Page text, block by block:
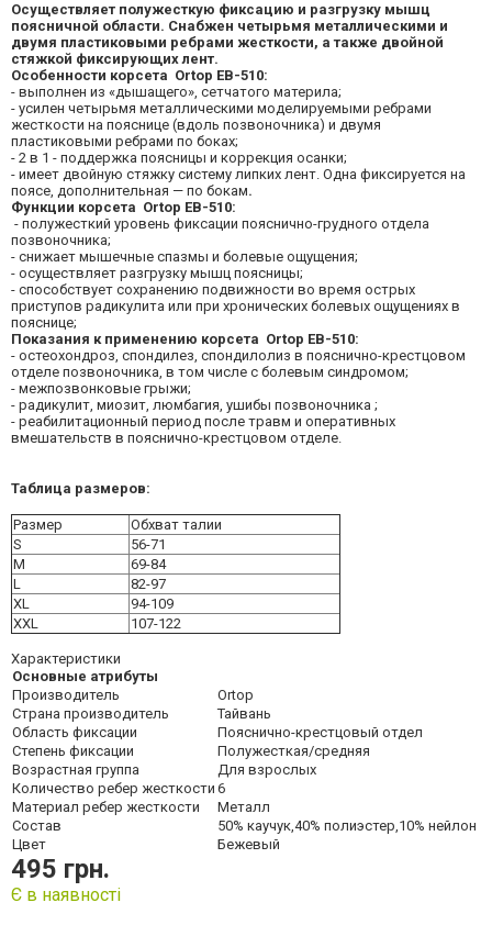
Осуществляет полужесткую фиксацию и разгрузку мышц
поясничной области. Снабжен четырьмя металлическими и
двумя пластиковыми ребрами жесткости, а также двойной
стяжкой фиксирующих лент.
Особенности корсета Ortop EB-510:
- выполнен из «дышащего», сетчатого материла;
- усилен четырьмя металлическими моделируемыми ребрами
жесткости на пояснице (вдоль позвоночника) и двумя
пластиковыми ребрами по боках;
- 2 в 1 - поддержка поясницы и коррекция осанки;
- имеет двойную стяжку систему липких лент. Одна фиксируется на
поясе, дополнительная — по бокам.
Функции корсета Ortop EB-510:
- полужесткий уровень фиксации пояснично-грудного отдела
позвоночника;
- снижает мышечные спазмы и болевые ощущения;
- осуществляет разгрузку мышц поясницы;
- способствует сохранению подвижности во время острых
приступов радикулита или при хронических болевых ощущениях в
пояснице;
Показания к применению корсета Ortop EB-510:
- остеохондроз, спондилез, спондилолиз в пояснично-крестцовом
отделе позвоночника, в том числе с болевым синдромом;
- межпозвонковые грыжи;
- радикулит, миозит, люмбагия, ушибы позвоночника ;
- реабилитационный период после травм и оперативных
вмешательств в пояснично-крестцовом отделе.
Таблица размеров:
Размер
Обхват талии
S
56-71
M
69-84
L
82-97
XL
94-109
XXL
107-122
Характеристики
Основные атрибуты
Производитель
Ortop
Страна производитель
Тайвань
Область фиксации
Пояснично-крестцовый отдел
Степень фиксации
Полужесткая/средняя
Возрастная группа
Для взрослых
Количество ребер жесткости 6
Материал ребер жесткости
Металл
Состав
50% каучук,40% полиэстер,10% нейлон
Цвет
Бежевый
495 грн.
Є в наявності